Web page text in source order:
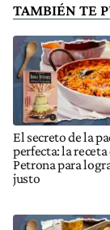
TAMBIÉN TE
El secreto de la
perfecta: la
Petrona para
justo